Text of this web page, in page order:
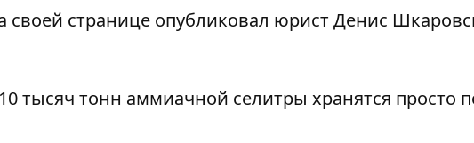
странице опубликовал юрист Денис
тысяч тонн аммиачной селитры хранятся просто